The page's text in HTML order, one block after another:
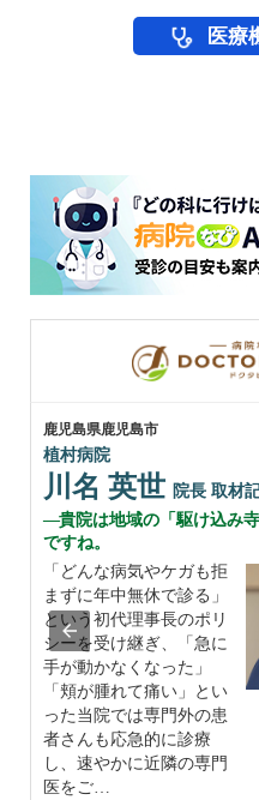
医療
鹿児島県鹿児島市
植村病院
川名 英世 院長 取材
貴院は地域の「駆け込み
ですね。
「どんな病気やケガも拒
まずに年中無休で診る」
という初代理事長のポリ
シーを受け継ぎ、「急に
手が動かなくなった」
「頬が腫れて痛い」とい
った当院では専門外の患
者さんも応急的に診療
し、速やかに近隣の専門
医をご…